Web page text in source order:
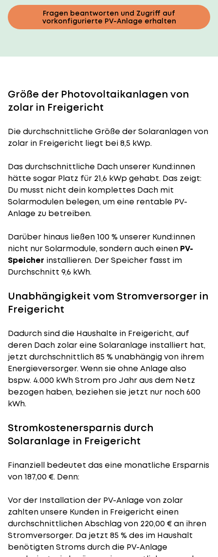
Fragen beantworten und Zugriff auf
vorkonfigurierte PV-Anlage erhalten
Größe der Photovoltaikanlagen von
zolar in Freigericht
Die durchschnittliche Größe der Solaranlagenvon
zolar in Freigericht liegt bei 8,5 kWp.
Das durchschnittliche Dach unserer Kund:innen
hätte sogar Platz für 21,6 kWp gehabt. Das zeigt:
Du musst nicht dein komplettes Dach mit
Solarmodulen belegen, um eine rentable PV-
Anlage zu betreiben.
Darüber hinaus ließen 100 % unserer Kund:innen
nicht nur Solarmodule, sondern auch einen PV-
Speicher installieren. Der Speicher fasst im
Durchschnitt 9,6 kWh.
Unabhängigkeit vom Stromversorger in
Freigericht
Dadurch sind die Haushalte in Freigericht, auf
deren Dach zolar eine Solaranlage installiert hat,
jetzt durchschnittlich 85 % unabhängig von ihrem
Energieversorger. Wenn sie ohne Anlage also
bspw. 4.000 kWh Strom pro Jahr aus dem Netz
bezogen haben, beziehen sie jetzt nur noch 600
kWh.
Stromkostenersparnis durch
Solaranlage in Freigericht
Finanziell bedeutet das eine monatliche Ersparnis
von 187,00 €. Denn:
Vor der Installation der PV-Anlage von zolar
zahlten unsere Kunden in Freigericht einen
durchschnittlichen Abschlag von 220,00 € an ihren
Stromversorger. Da jetzt 85 % des im Haushalt
benötigten Stroms durch die PV-Anlage